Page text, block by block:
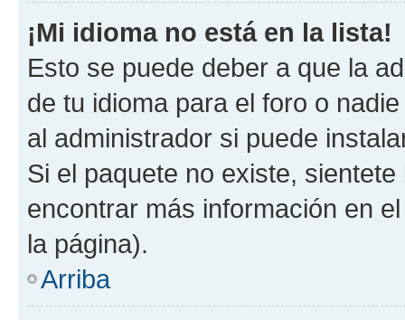
¡Mi idioma no está en la lista!
Esto se puede deber a que la
de tu idioma para el foro o
al administrador si puede
Si el paquete no existe,
encontrar más información en
la página).
Arriba